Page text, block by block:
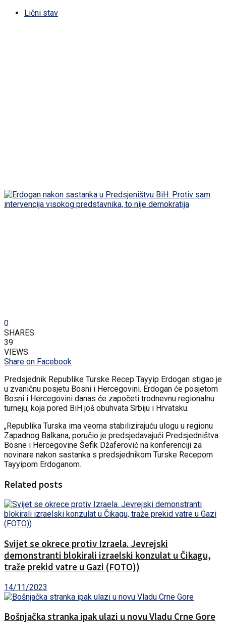
Lični stav
0
SHARES
39
VIEWS
Share on Facebook
Predsjednik Republike Turske Recep Tayyip Erdogan stigao je
u zvaničnu posjetu Bosni i Hercegovini. Erdogan će posjetom
Bosni i Hercegovini danas će započeti trodnevnu regionalnu
turneju, koja pored BiH još obuhvata Srbiju i Hrvatsku.
„Republika Turska ima veoma stabilizirajuću ulogu u regionu
Zapadnog Balkana, poručio je predsjedavajući Predsjedništva
Bosne i Hercegovine Šefik Džaferović na konferenciji za
novinare nakon sastanka s predsjednikom Turske Recepom
Tayyipom Erdoganom.
Related posts
Svijet se okrece protiv Izraela. Jevrejski
demonstranti blokirali izraelski konzulat u Čikagu,
traže prekid vatre u Gazi (FOTO))
14/11/2023
Bošnjačka stranka ipak ulazi u novu Vladu Crne Gore